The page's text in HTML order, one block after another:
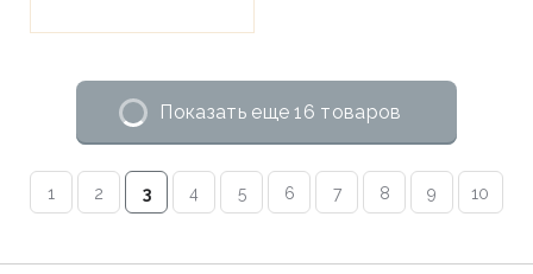
Показать еще 16 товаров
1 2 3 4 5 6 7 8 9 10